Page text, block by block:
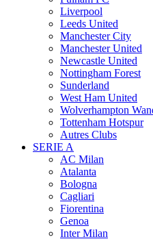
Liverpool
Leeds United
Manchester City
Manchester United
Newcastle United
Nottingham Forest
Sunderland
West Ham United
Wolverhampton
Tottenham Hotspur
Autres Clubs
SERIE A
AC Milan
Atalanta
Bologna
Cagliari
Fiorentina
Genoa
Inter Milan